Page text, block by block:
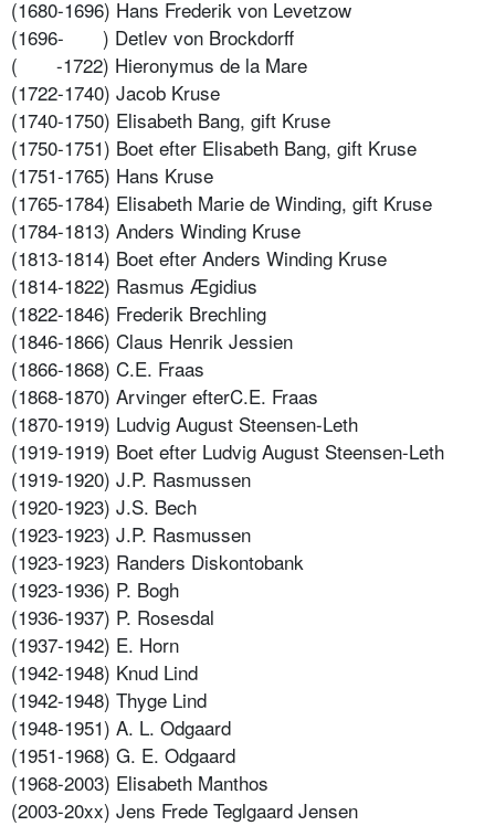
(1680-1696) Hans Frederik von Levetzow
(1696-
) Detlev von Brockdorff
(
-1722) Hieronymus de la Mare
(1722-1740) Jacob Kruse
(1740-1750) Elisabeth Bang, gift Kruse
(1750-1751) Boet efter Elisabeth Bang, gift Kruse
(1751-1765) Hans Kruse
(1765-1784) Elisabeth Marie de Winding, gift Kruse
(1784-1813) Anders Winding Kruse
(1813-1814) Boet efter Anders Winding Kruse
(1814-1822) Rasmus Ægidius
(1822-1846) Frederik Brechling
(1846-1866) Claus Henrik Jessien
(1866-1868) C.E. Fraas
(1868-1870) Arvinger efterC.E. Fraas
(1870-1919) Ludvig August Steensen-Leth
(1919-1919) Boet efter Ludvig August Steensen-Leth
(1919-1920) J.P. Rasmussen
(1920-1923) J.S. Bech
(1923-1923) J.P. Rasmussen
(1923-1923) Randers Diskontobank
(1923-1936) P. Bogh
(1936-1937) P. Rosesdal
(1937-1942) E. Horn
(1942-1948) Knud Lind
(1942-1948) Thyge Lind
(1948-1951) A. L. Odgaard
(1951-1968) G. E. Odgaard
(1968-2003) Elisabeth Manthos
(2003-20xx) Jens Frede Teglgaard Jensen